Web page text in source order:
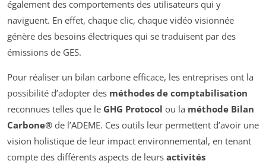
également des comportements des utilisateurs qui y
naviguent. En effet, chaque clic, chaque vidéo visionnée
génère des besoins électriques qui se traduisent par des
émissions de GES.
Pour réaliser un bilan carbone efficace, les entreprises ont la
possibilité d’adopter des méthodes de comptabilisation
reconnues telles que le GHG Protocol ou la méthode Bilan
Carbone® de l’ADEME. Ces outils leur permettent d’avoir une
vision holistique de leur impact environnemental, en tenant
compte des différents aspects de leurs activités